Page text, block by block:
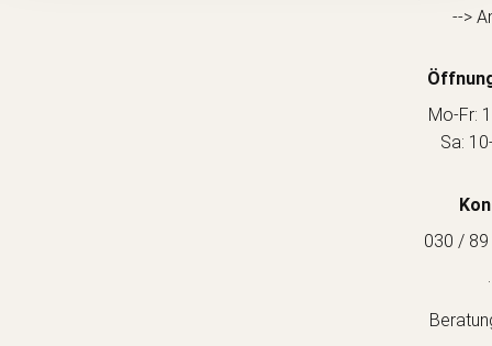
-->
Mo-Fr:
Sa:
030 /